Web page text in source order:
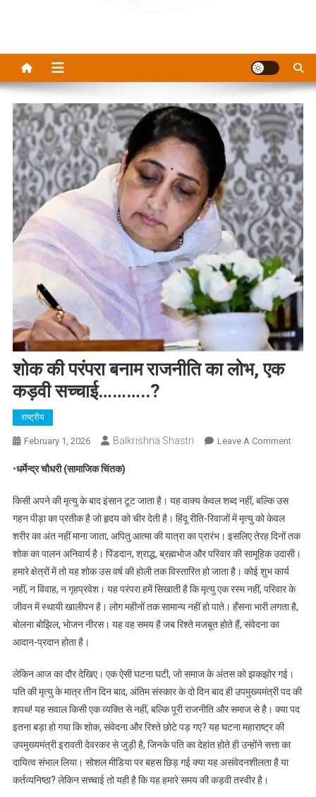
शोक की परंपरा बनाम राजनीति का लोभ, एक
कड़वी सच्चाई………..?
राष्ट्रीय
February 1, 2026 Balkrishna Shastri Leave A CommentOn
का
लोभ,
कड़वी
•धर्मेन्द्र चौधरी (सामाजिक चिंतक)
किसी अपने की मृत्यु के बाद इंसान टूट जाता है। यह वाक्य केवल शब्द नहीं, बल्कि उस
गहन पीड़ा का प्रतीक है जो हृदय को चीर देती है। हिंदू रीति-रिवाजों में मृत्यु को केवल
शरीर का अंत नहीं माना जाता, अपितु आत्मा की यात्रा का प्रारंभ। इसलिए तेरह दिनों तक
शोक का पालन अनिवार्य है। पिंडदान, श्राद्ध, ब्रह्मभोज और परिवार की सामूहिक उदासी।
हमारे क्षेत्रों में तो यह शोक उस वर्ष की होली तक विस्तारित हो जाता है। कोई शुभ कार्य
नहीं, न विवाह, न गृहप्रवेश। यह परंपरा हमें सिखाती है कि मृत्यु एक रस्म नहीं, परिवार के
जीवन में स्थायी खालीपन है। लोग महीनों तक सामान्य नहीं हो पाते। हँसना भारी लगता है,
बोलना बोझिल, भोजन नीरस। यह वह समय है जब रिश्ते मजबूत होते हैं, संवेदना का
आदान-प्रदान होता है।
लेकिन आज का दौर देखिए। एक ऐसी घटना घटी, जो समाज के अंतस को झकझोर गई।
पति की मृत्यु के मात्र तीन दिन बाद, अंतिम संस्कार के दो दिन बाद ही उपमुख्यमंत्री पद की
शपथ! यह सवाल किसी एक व्यक्ति से नहीं, बल्कि पूरी राजनीति और समाज से है। क्या पद
इतना बड़ा हो गया कि शोक, संवेदना और रिश्ते छोटे पड़ गए? यह घटना महाराष्ट्र की
उपमुख्यमंत्री इरावती देवरकर से जुड़ी है, जिनके पति का देहांत होते ही उन्होंने सत्ता का
दायित्व संभाल लिया। सोशल मीडिया पर बहस छिड़ गई क्या यह असंवेदनशीलता है या
कर्तव्यनिष्ठा? लेकिन सच्चाई तो यही है कि यह हमारे समय की कड़वी तस्वीर है।